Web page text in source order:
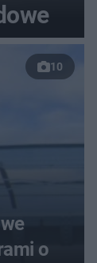
10
o